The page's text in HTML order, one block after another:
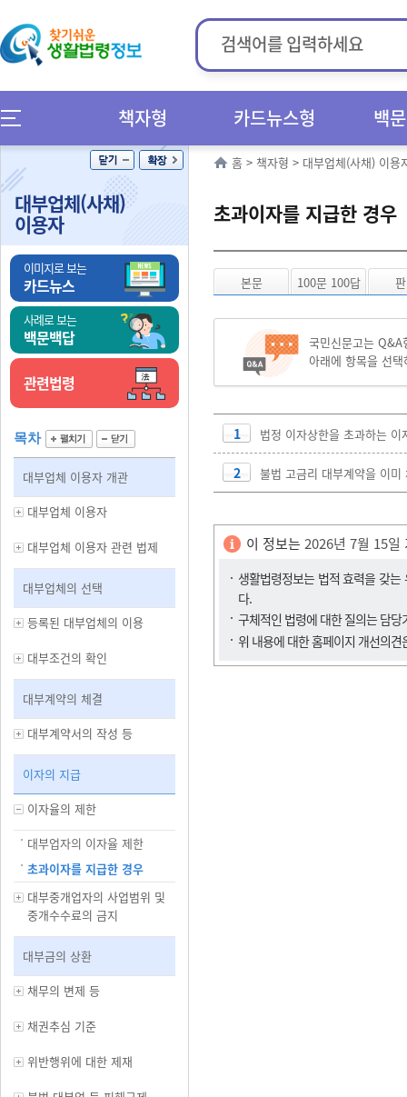
책자형 카드뉴스형 백
대부업체(사채)
이용자
이미지로 보는
카드뉴스
사례로 보는
백문백답
관련법령
목차
대부업체 이용자 개관
대부업체 이용자
대부업체 이용자 관련 법제
대부업체의 선택
등록된 대부업체의 이용
대부조건의 확인
대부계약의 체결
대부계약서의 작성 등
이자의 지급
이자율의 제한
대부업자의 이자율 제한
초과이자를 지급한 경우
대부중개업자의 사업범위 및
중개수수료의 금지
대부금의 상환
채무의 변제 등
채권추심 기준
위반행위에 대한 제재
홈 > 책자형 > 대부업체(사채) 이용
초과이자를 지급한 경우
본문 100문 100답
국민신문고는 Q&A
아래에 항목을 선
1 법정 이자상한을 초과하는
2 불법 고금리 대부계약을 이
이 정보는 2026년 7월 15일
생활법령정보는 법적 효력을 갖
다.
구체적인 법령에 대한 질의는 담
위 내용에 대한 홈페이지 개선의